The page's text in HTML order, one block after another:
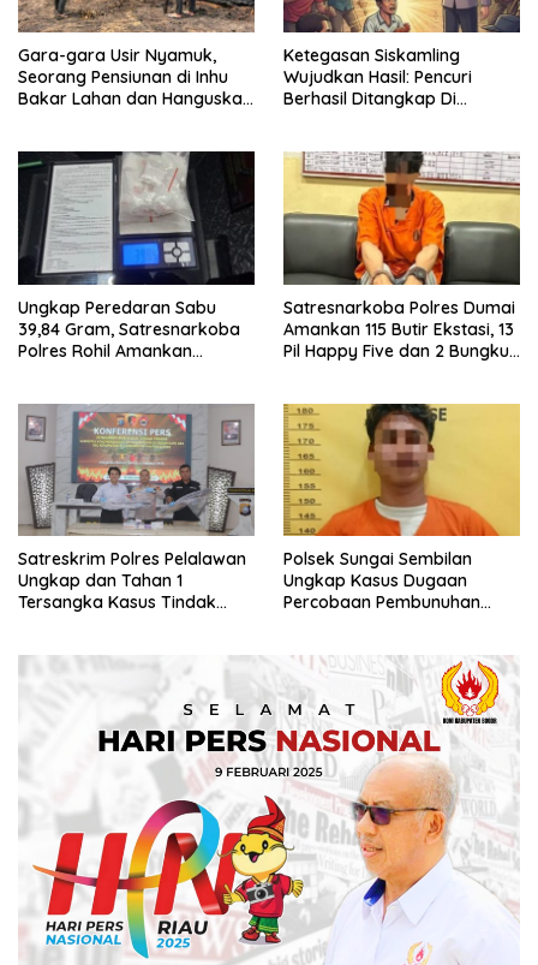
Gara-gara Usir Nyamuk,
Seorang Pensiunan di Inhu
Bakar Lahan dan Hanguskan
Ketegasan Siskamling
Wujudkan Hasil: Pencuri
Berhasil Ditangkap Di
Ungkap Peredaran Sabu
39,84 Gram, Satresnarkoba
Polres Rohil Amankan
Satresnarkoba Polres Dumai
Amankan 115 Butir Ekstasi, 13
Pil Happy Five dan 2 Bungkus
Satreskrim Polres Pelalawan
Ungkap dan Tahan 1
Tersangka Kasus Tindak
Polsek Sungai Sembilan
Ungkap Kasus Dugaan
Percobaan Pembunuhan